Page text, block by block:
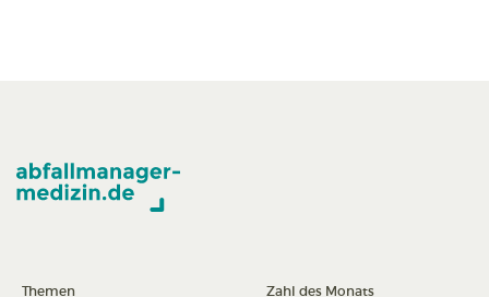
Themen
Zahl des Monats